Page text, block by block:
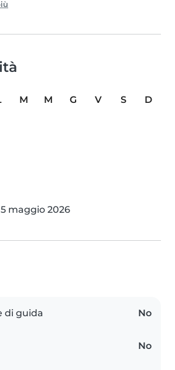
M M G V S
D
5 maggio 2026
di guida No
No